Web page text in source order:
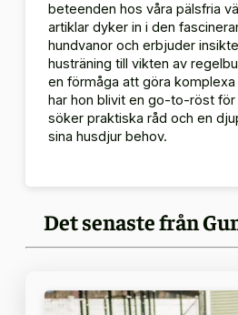
beteenden hos våra pälsfria
artiklar dyker in i den
hundvanor och erbjuder
husträning till vikten av
en förmåga att göra komplexa
har hon blivit en go-to-röst
söker praktiska råd och en
sina husdjur behov.
Det senaste från